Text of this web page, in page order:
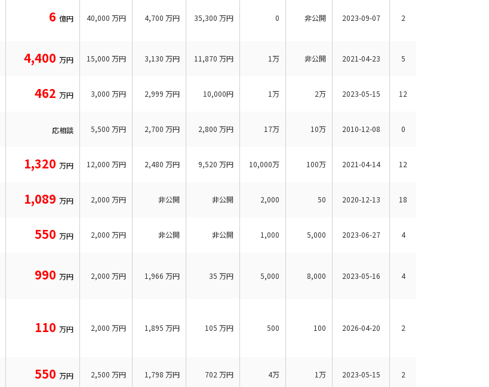
6 億円 40,000 万円 4,700 万円 35,300 万円 0 非公開 2023-09-07 2
4,400 万円 15,000 万円 3,130 万円 11,870 万円 1万 非公開 2021-04-23 5
462 万円 3,000 万円 2,999 万円 10,000円 1万 2万 2023-05-15 12
応相談 5,500 万円 2,700 万円 2,800 万円 17万 10万 2010-12-08 0
1,320 万円 12,000 万円 2,480 万円 9,520 万円 10,000万 100万 2021-04-14 12
1,089 万円 2,000 万円 非公開 非公開 2,000 50 2020-12-13 18
550 万円 2,000 万円 非公開 非公開 1,000 5,000 2023-06-27 4
990 万円 2,000 万円 1,966 万円 35 万円 5,000 8,000 2023-05-16 4
110 万円 2,000 万円 1,895 万円 105 万円 500 100 2026-04-20 2
550 万円 2,500 万円 1,798 万円 702 万円 4万 1万 2023-05-15 2